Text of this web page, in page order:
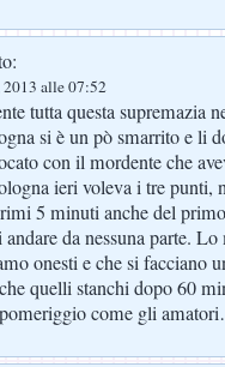
alle 07:52
tutta questa supremazia
si è un pò smarrito e li
con il mordente che
ieri voleva i tre punti,
5 minuti anche del
da nessuna parte.
onesti e che si facciano
quelli stanchi dopo 60
come gli